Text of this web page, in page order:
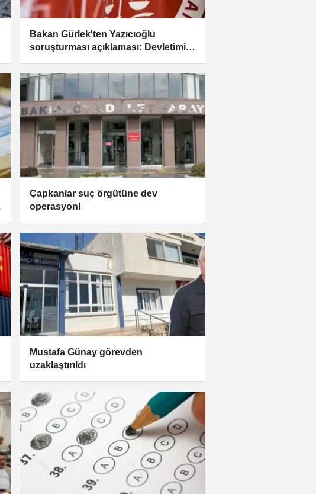
Bakan Gürlek'ten Yazıcıoğlu
soruşturması açıklaması: Devletimiz
gidecektir
Çapkanlar suç örgütüne dev
operasyon!
Mustafa Günay görevden
uzaklaştırıldı